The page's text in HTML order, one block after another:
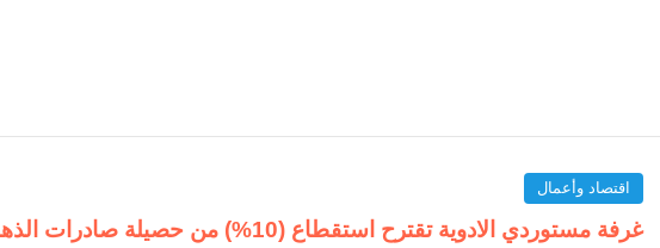
اقتصاد وأعمال
غرفة مستوردي الادوية تقترح استقطاع (10%) من حصيلة صادرات الذهب